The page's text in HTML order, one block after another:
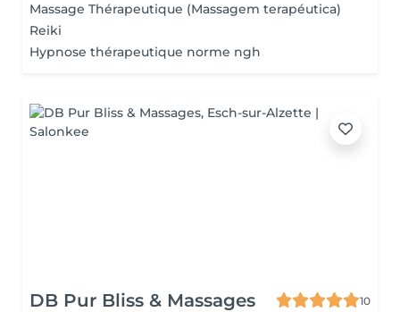
Massage Thérapeutique (Massagem terapéutica)
Reiki
Hypnose thérapeutique norme ngh
DB Pur Bliss & Massages
10